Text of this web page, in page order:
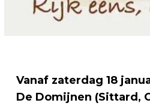
Vanaf zaterdag 18
De Domijnen (Sittard,